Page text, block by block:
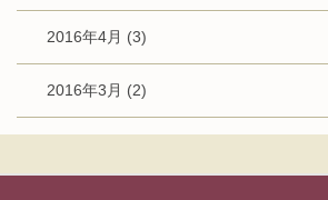
2016年4月 (3)
2016年3月 (2)